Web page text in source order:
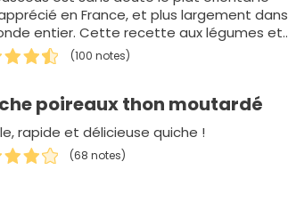
en France, et plus largement dans
entier. Cette recette aux légumes et
(100 notes)
poireaux thon moutardé
rapide et délicieuse quiche !
(68 notes)